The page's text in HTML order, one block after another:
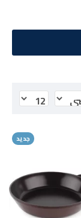
جديد